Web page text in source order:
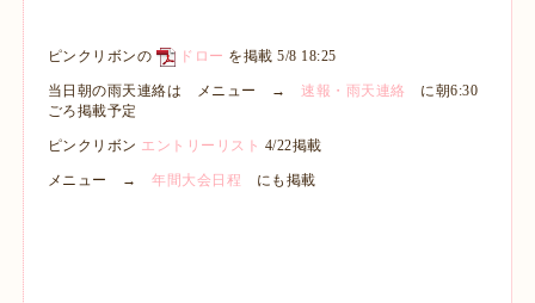
ピンクリボンの ドロー を掲載 5/8 18:25
当日朝の雨天連絡は メニュー →速報・雨天連絡
に朝6:30
ごろ掲載予定
ピンクリボン エントリーリスト 4/22掲載
メニュー →年間大会日程 にも掲載